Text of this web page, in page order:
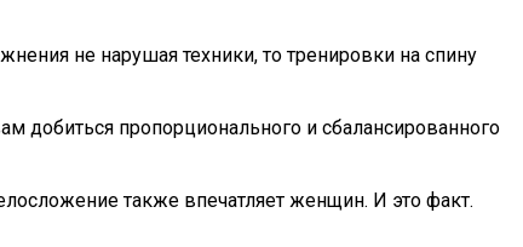
не нарушая техники, то тренировки на спину
добиться пропорционального и сбалансированного
также впечатляет женщин. И это факт.